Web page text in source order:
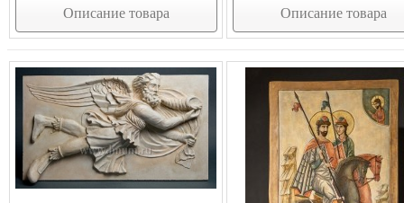
Описание товара Описание товара